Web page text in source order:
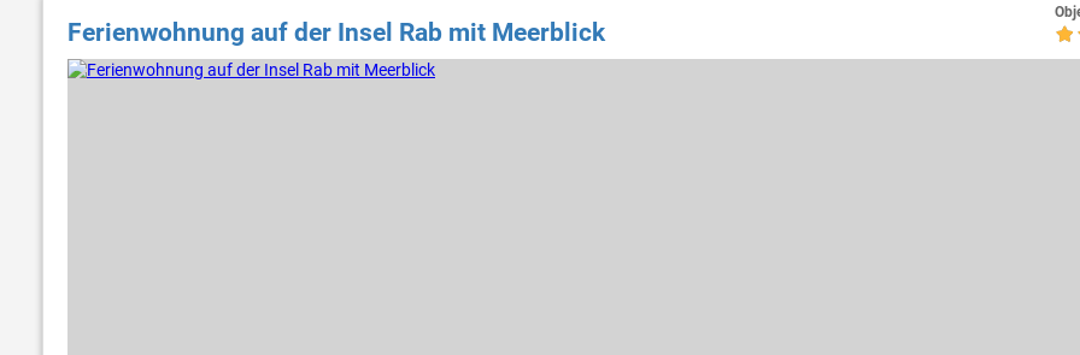
Ferienwohnung auf der Insel Rab mit Meerblick